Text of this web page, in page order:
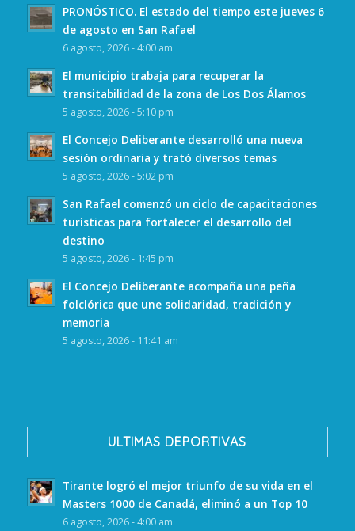
PRONÓSTICO. El estado del tiempo este jueves 6
de agosto en San Rafael
6 agosto, 2026 - 4:00 am
El municipio trabaja para recuperar la
transitabilidad de la zona de Los Dos Álamos
5 agosto, 2026 - 5:10 pm
El Concejo Deliberante desarrolló una nueva
sesión ordinaria y trató diversos temas
5 agosto, 2026 - 5:02 pm
San Rafael comenzó un ciclo de capacitaciones
turísticas para fortalecer el desarrollo del
destino
5 agosto, 2026 - 1:45 pm
El Concejo Deliberante acompaña una peña
folclórica que une solidaridad, tradición y
memoria
5 agosto, 2026 - 11:41 am
ULTIMAS DEPORTIVAS
Tirante logró el mejor triunfo de su vida en el
Masters 1000 de Canadá, eliminó a un Top 10
6 agosto, 2026 - 4:00 am